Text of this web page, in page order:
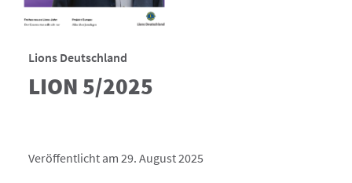
Lions Deutschland
LION 5/2025
Veröffentlicht am 29. August 2025